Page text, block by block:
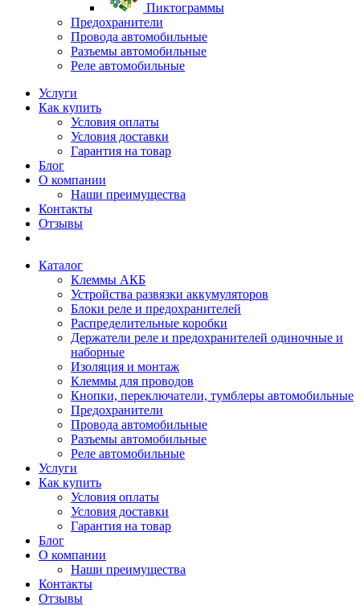
Пиктограммы
Предохранители
Провода автомобильные
Разъемы автомобильные
Реле автомобильные
Услуги
Как купить
Условия оплаты
Условия доставки
Гарантия на товар
Блог
О компании
Наши преимущества
Контакты
Отзывы
Каталог
Клеммы АКБ
Устройства развязки аккумуляторов
Блоки реле и предохранителей
Распределительные коробки
Держатели реле и предохранителей одиночные и
наборные
Изоляция и монтаж
Клеммы для проводов
Кнопки, переключатели, тумблеры автомобильные
Предохранители
Провода автомобильные
Разъемы автомобильные
Реле автомобильные
Услуги
Как купить
Условия оплаты
Условия доставки
Гарантия на товар
Блог
О компании
Наши преимущества
Контакты
Отзывы